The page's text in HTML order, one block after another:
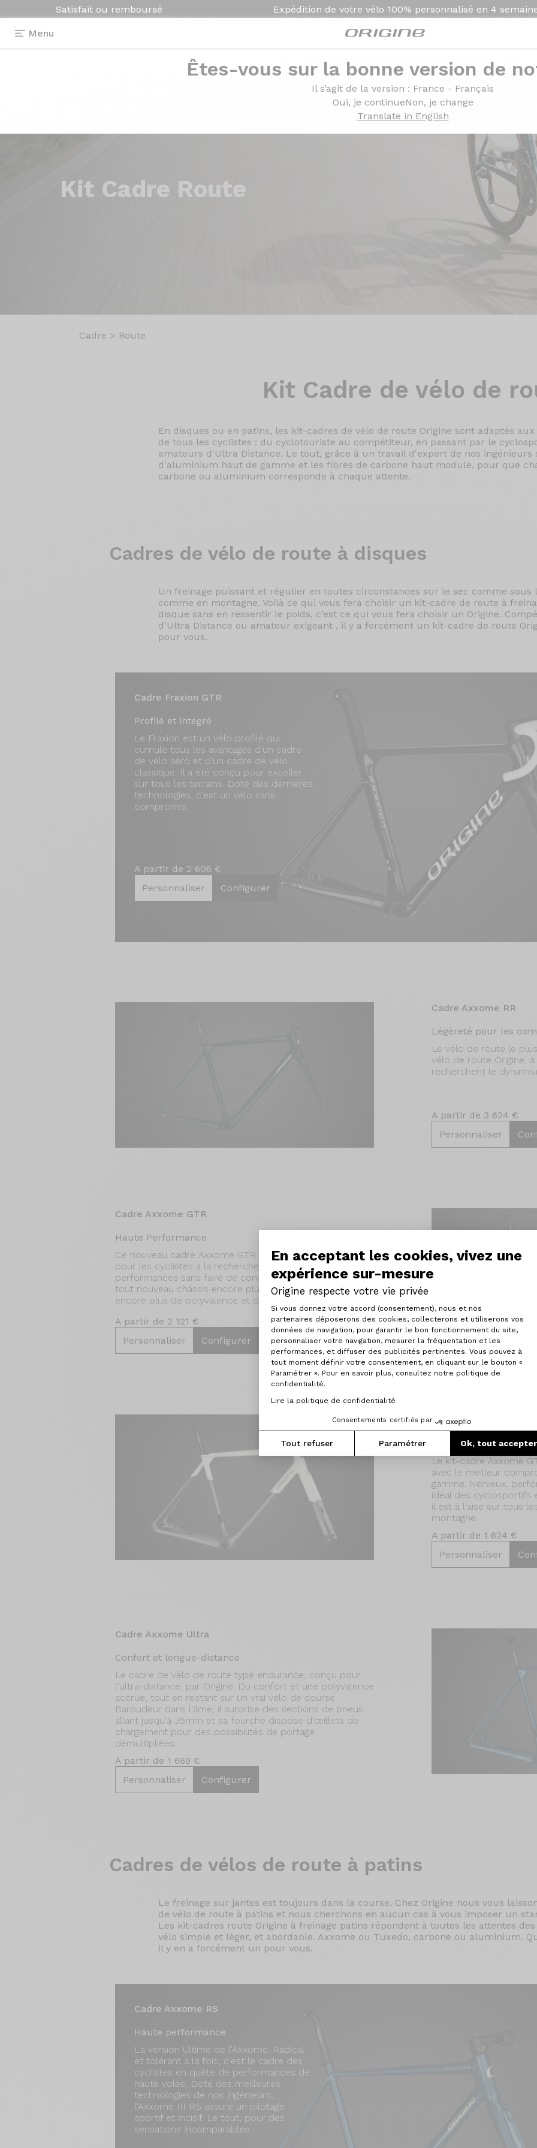
En acceptant les cookies, vivez une
expérience sur-mesure
Origine respecte votre vie privée
Plateforme de Gestion du
Si vous donnez votre accord (consentement), nous et nos
partenaires déposerons des cookies, collecterons et utiliserons vos
données de navigation, pour garantir le bon fonctionnement du site,
personnaliser votre navigation, mesurer la fréquentation et les
performances, et diffuser des publicités pertinentes. Vous pouvez à
tout moment définir votre consentement, en cliquant sur le bouton «
Paramétrer ». Pour en savoir plus, consultez notre politique de
confidentialité.
Lire la politique de confidentialité
Consentements certifiés par
Tout refuser Paramétrer Ok, tout accepter
Axeptio consent
Satisfait ou remboursé Expédition de votre vélo 100% personnalisé en 4
Menu
Êtes-vous sur la bonne version de
Il s’agit de la version : France - Français
Oui, je continueNon, je change
Translate in English
Kit Cadre Route
Cadre > Route
Kit Cadre de vélo de
En disques ou en patins, les kit-cadres de vélo de route Origine sont adaptés
de tous les cyclistes : du cyclotouriste au compétiteur, en passant par le
amateurs d'Ultra Distance. Le tout, grâce à un travail d'expert de nos ingénieurs
d'aluminium haut de gamme et les fibres de carbone haut module, pour que
carbone ou aluminium corresponde à chaque attente.
Cadres de vélo de route à disques
Un freinage puissant et régulier en toutes circonstances sur le sec comme sous
comme en montagne. Voilà ce qui vous fera choisir un kit-cadre de route à
disque sans en ressentir le poids, c’est ce qui vous fera choisir un Origine.
d'Ultra Distance ou amateur exigeant , il y a forcément un kit-cadre de route
pour vous.
Cadre Fraxion GTR
Profilé et intégré
Le Fraxion est un vélo profilé qui
cumule tous les avantages d’un cadre
de vélo aéro et d’un cadre de vélo
classique. Il a été conçu pour exceller
sur tous les terrains. Doté des dernières
technologies, c'est un vélo sans
compromis.
A partir de 2 606 €
Personnaliser
Configurer
Cadre Axxome RR
Légèreté pour les
Le vélo de route le
vélo de route Origine,
recherchent le
A partir de 3 624 €
Personnaliser
Cadre Axxome GTR
Haute Performance
Ce nouveau cadre Axxome GTR est avant tout conçu
pour les cyclistes à la recherche d’un haut niveau de
performances sans faire de concession sur la facilité. Un
tout nouveau châssis encore plus performant pour
encore plus de polyvalence et de confort.
A partir de 2 121 €
Personnaliser
Configurer
Cadre Axxome GTO
Performance et Confort
Le kit-cadre Axxome
avec le meilleur
gamme. Nerveux,
idéal des cyclosportifs
il est à l'aise sur tous
montagne.
A partir de 1 624 €
Personnaliser
Cadre Axxome Ultra
Confort et longue-distance
Le cadre de vélo de route typé endurance, conçu pour
l'ultra-distance, par Origine. Du confort et une polyvalence
accrue, tout en restant sur un vrai vélo de course.
Baroudeur dans l'âme, il autorise des sections de pneus
allant jusqu'à 35mm et sa fourche dispose d'œillets de
chargement pour des possibilités de portage
démultipliées.
A partir de 1 669 €
Personnaliser
Configurer
Cadres de vélos de route à patins
Le freinage sur jantes est toujours dans la course. Chez Origine nous vous
de vélo de route à patins et nous cherchons en aucun cas à vous imposer un
Les kit-cadres route Origine à freinage patins répondent à toutes les attentes
vélo simple et léger, et abordable. Axxome ou Tuxedo, carbone ou aluminium.
il y en a forcément un pour vous.
Cadre Axxome RS
Haute performance
La version Ultime de l'Axxome. Radical
et tolérant à la fois, c'est le cadre des
cyclistes en quête de performances de
haute volée. Doté des meilleures
technologies de nos ingénieurs,
l'Axxome III RS assure un pilotage
sportif et incisif. Le tout, pour des
sensations incomparables.